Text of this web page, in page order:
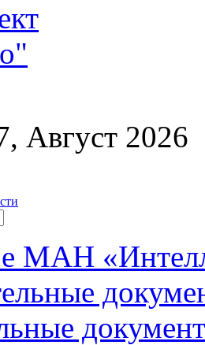
Август 2026
МАН